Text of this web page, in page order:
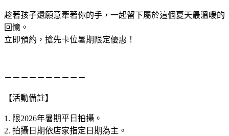
趁著孩子還願意牽著你的手，一起留下屬於這個夏天最溫暖的
回憶。
立即預約，搶先卡位暑期限定優惠！
－－－－－－－－－－
【活動備註】
1. 限2026年暑期平日拍攝。
2. 拍攝日期依店家指定日期為主。